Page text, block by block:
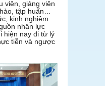
viên, giảng viên
tập huấn…
kinh nghiệm
nhân lực
hiện nay đi từ lý
tiễn và ngược